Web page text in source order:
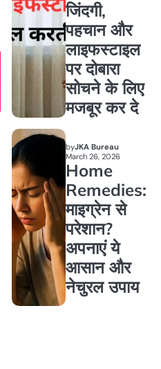
जिंदगी,
पहचान और
लाइफस्टाइल
पर दोबारा
सोचने के लिए
मजबूर कर दे
byJKA Bureau
March 26, 2026
Home
Remedies:
माइग्रेन से
परेशान?
अपनाएं ये
आसान और
नेचुरल उपाय